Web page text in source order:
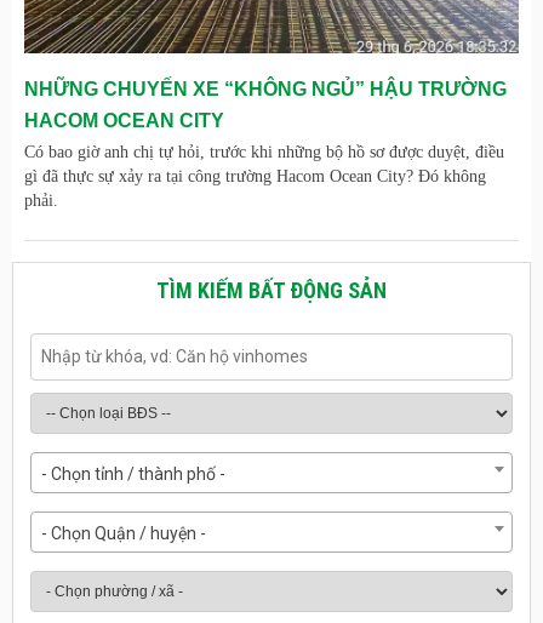
NHỮNG CHUYẾN XE “KHÔNG NGỦ” HẬU TRƯỜNG
HACOM OCEAN CITY
Có bao giờ anh chị tự hỏi, trước khi những bộ hồ sơ được duyệt, điều
gì đã thực sự xảy ra tại công trường Hacom Ocean City? Đó không
phải.
TÌM KIẾM BẤT ĐỘNG SẢN
- Chọn tỉnh / thành phố -
- Chọn Quận / huyện -